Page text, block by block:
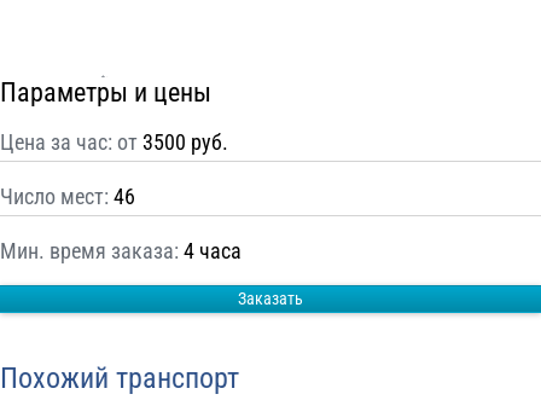
Параметры и цены
Цена за час: от 3500 руб.
Число мест: 46
Мин. время заказа: 4 часа
Заказать
Похожий транспорт